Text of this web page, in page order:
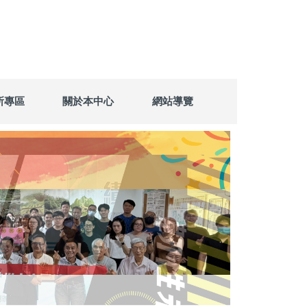
專區 關於本中心 網站導覽